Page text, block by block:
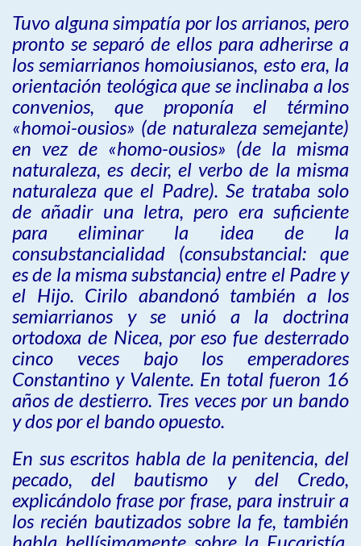
Tuvo alguna simpatía por los arrianos, pero
pronto se separó de ellos para adherirse a
los semiarrianos homoiusianos, esto era, la
orientación teológica que se inclinaba a los
convenios, que proponía el término
«homoi-ousios» (de naturaleza semejante)
en vez de «homo-ousios» (de la misma
naturaleza, es decir, el verbo de la misma
naturaleza que el Padre). Se trataba solo
de añadir una letra, pero era suficiente
para eliminar la idea de la
consubstancialidad (consubstancial: que
es de la misma substancia) entre el Padre y
el Hijo. Cirilo abandonó también a los
semiarrianos y se unió a la doctrina
ortodoxa de Nicea, por eso fue desterrado
cinco veces bajo los emperadores
Constantino y Valente. En total fueron 16
años de destierro. Tres veces por un bando
y dos por el bando opuesto.
En sus escritos habla de la penitencia, del
pecado, del bautismo y del Credo,
explicándolo frase por frase, para instruir a
los recién bautizados sobre la fe, también